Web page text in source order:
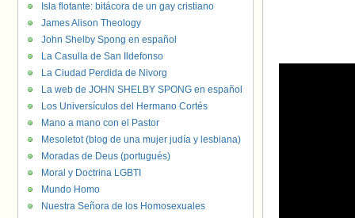
Isla flotante: bitácora de un gay cristiano
James Alison Theology
John Shelby Spong en español
La Casulla de San Ildefonso
La Ciudad Perdida de Nivorg
La web de JOHN SHELBY SPONG en español
Los Universículos del Hermano Cortés
Mano a mano con el Pastor
Mesoletot (blog de una mujer judía y lesbiana)
Moradas de Deus (portugués)
Moral y Doctrina LGBTI
Mundo Homo
Nuestra Señora de los Homosexuales